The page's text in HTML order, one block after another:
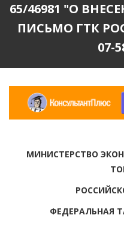
65/46981 "О
ПИСЬМО ГТК
07-
МИНИСТЕРСТВО
ФЕДЕРАЛЬНАЯ